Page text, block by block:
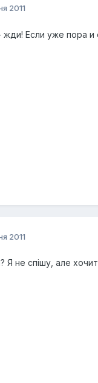
2011
Если уже пора и
2011
Я не спішу, але